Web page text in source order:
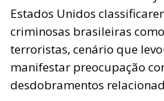
Estados Unidos
criminosas brasileiras
terroristas, cenário que
manifestar preocupação
desdobramentos